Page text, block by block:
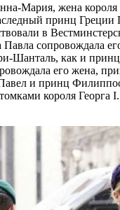
Мария, жена
принц Греции
в
сопровождала
Шанталь, как и
его жена,
и принц
короля Георга I.